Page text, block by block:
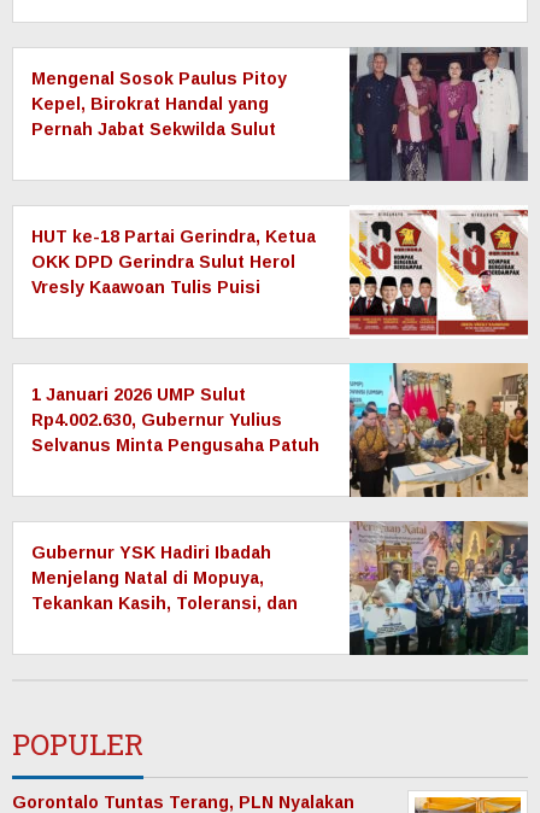
Mengenal Sosok Paulus Pitoy
Kepel, Birokrat Handal yang
Pernah Jabat Sekwilda Sulut
HUT ke-18 Partai Gerindra, Ketua
OKK DPD Gerindra Sulut Herol
Vresly Kaawoan Tulis Puisi
1 Januari 2026 UMP Sulut
Rp4.002.630, Gubernur Yulius
Selvanus Minta Pengusaha Patuh
Gubernur YSK Hadiri Ibadah
Menjelang Natal di Mopuya,
Tekankan Kasih, Toleransi, dan
POPULER
Gorontalo Tuntas Terang, PLN Nyalakan